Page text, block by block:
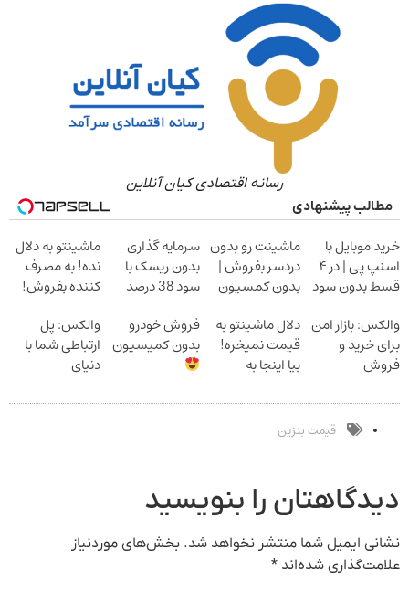
رسانه اقتصادی کیان آنلاین
مطالب پیشنهادی
خرید موبایل با
اسنپ پی | در ۴
قسط بدون سود
ماشینت رو بدون
دردسر بفروش |
بدون کمسیون
سرمایه گذاری
بدون ریسک با
سود 38 درصد
ماشینتو به دلال
نده! به مصرف
کننده بفروش!
یک تماس
والکس: بازار امن
برای خرید و
فروش
دیجیتال
دلال ماشینتو به
قیمت نمیخره!
بیا اینجا به
بفروش*فقط
خریدار واقعی*
فروش خودرو
بدون کمیسیون
والکس: پل
ارتباطی شما با
دنیای
دیجیتال
قیمت بنزین
دیدگاهتان را بنویسید
نشانی ایمیل شما منتشر نخواهد شد. بخش‌های موردنیاز
علامت‌گذاری شده‌اند *